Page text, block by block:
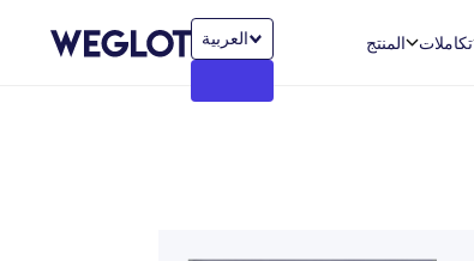
العربية‏ المنتج تكاملات